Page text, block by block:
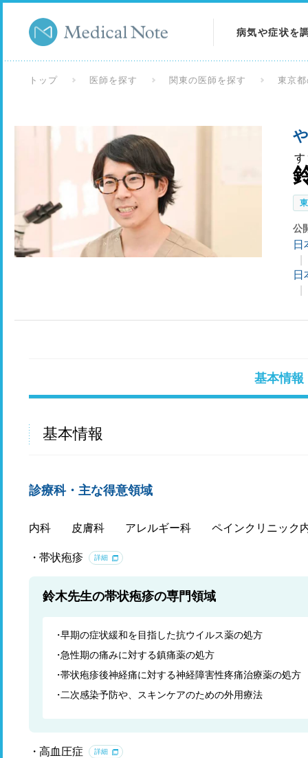
病気や症状を
検査を調べる
トップ 医師を探す 関東の医師を探す 東京
公
日
日
基本情報
基本情報
診療科・主な得意領域
内科 皮膚科 アレルギー科 ペインクリニック
帯状疱疹 詳細
鈴木先生の帯状疱疹の専門領域
早期の症状緩和を目指した抗ウイルス薬の処方
急性期の痛みに対する鎮痛薬の処方
帯状疱疹後神経痛に対する神経障害性疼痛治療薬の処方
二次感染予防や、スキンケアのための外用療法
高血圧症 詳細